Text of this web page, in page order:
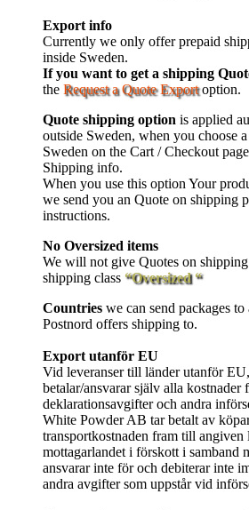
Export info
Currently we only offer prepaid
inside Sweden.
If you want to get a shipping
the Request a Quote Exportoption.
Quote shipping option is applied
outside Sweden, when you choose
Sweden on the Cart / Checkout
Shipping info.
When you use this option Your
we send you an Quote on shipping
instructions.
No Oversized items
We will not give Quotes on
shipping class “Oversized “
Countries we can send packages
Postnord offers shipping to.
Export utanför EU
Vid leveranser till länder utanför
betalar/ansvarar själv alla
deklarationsavgifter och andra
White Powder AB tar betalt av
transportkostnaden fram till angiven
mottagarlandet i förskott i samband
ansvarar inte för och debiterar inte
andra avgifter som uppstår vid